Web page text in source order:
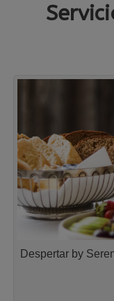
Despertar by